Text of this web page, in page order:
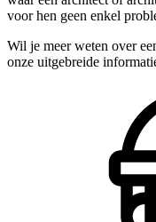
voor hen geen enkel
Wil je meer weten over
onze uitgebreide